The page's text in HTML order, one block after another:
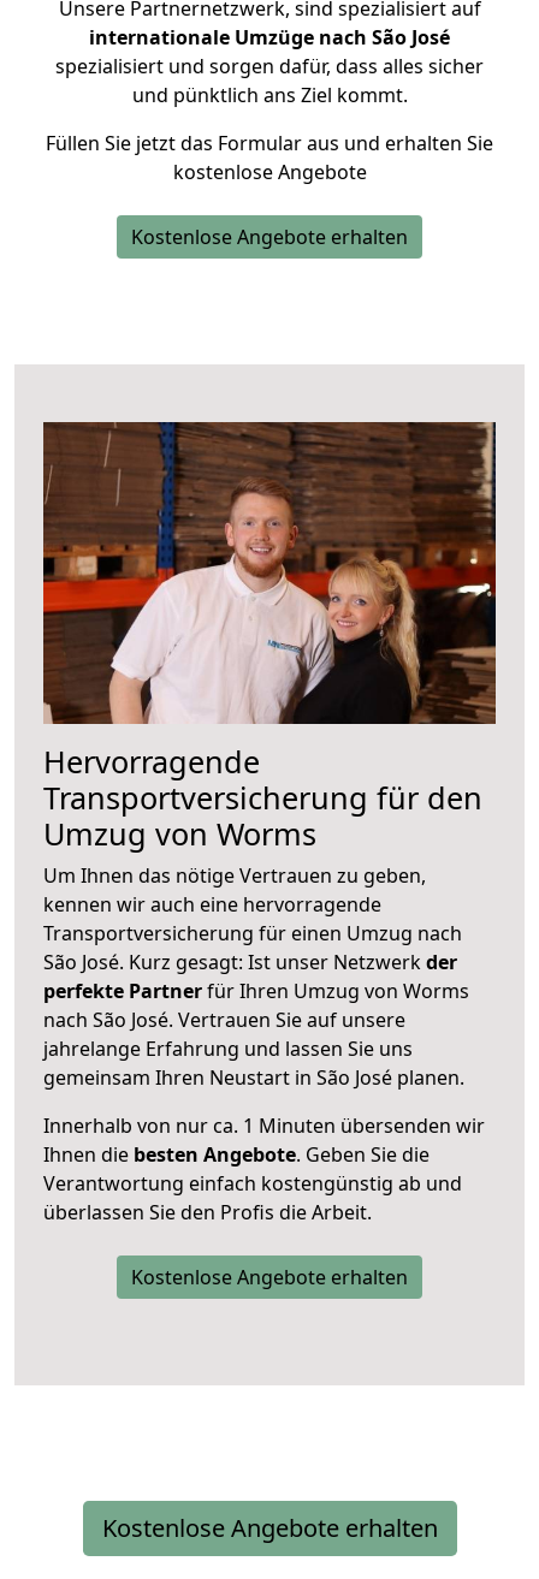
Unsere Partnernetzwerk, sind spezialisiert auf
internationale Umzüge nach São José
spezialisiert und sorgen dafür, dass alles sicher
und pünktlich ans Ziel kommt.
Füllen Sie jetzt das Formular aus und erhalten Sie
kostenlose Angebote
Kostenlose Angebote erhalten
Hervorragende
Transportversicherung für den
Umzug von Worms
Um Ihnen das nötige Vertrauen zu geben,
kennen wir auch eine hervorragende
Transportversicherung für einen Umzug nach
São José. Kurz gesagt: Ist unser Netzwerkder
perfekte Partnerfür Ihren Umzug von Worms
nach São José. Vertrauen Sie auf unsere
jahrelange Erfahrung und lassen Sie uns
gemeinsam Ihren Neustart in São José planen.
Innerhalb von nur ca. 1 Minuten übersenden wir
Ihnen die besten Angebote. Geben Sie die
Verantwortung einfach kostengünstig ab und
überlassen Sie den Profis die Arbeit.
Kostenlose Angebote erhalten
Kostenlose Angebote erhalten